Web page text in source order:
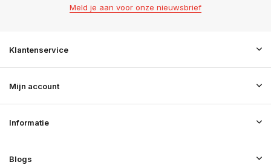
Meld je aan voor onze nieuwsbrief
Klantenservice
Mijn account
Informatie
Blogs